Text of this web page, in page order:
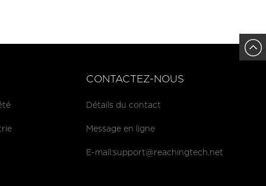
CONTACTEZ-NOUS
Détails du contact
Message en ligne
E-mail:support@reachingtech.net